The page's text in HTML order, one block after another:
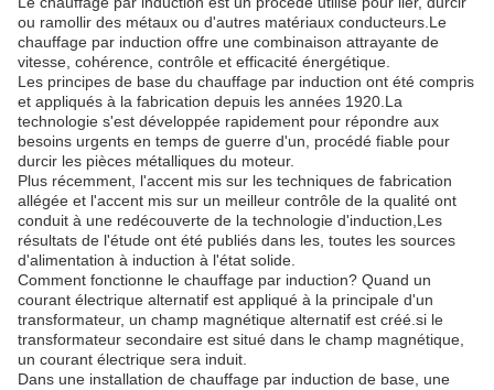
ou ramollir des métaux ou d'autres matériaux conducteurs.Le
chauffage par induction offre une combinaison attrayante de
vitesse, cohérence, contrôle et efficacité énergétique.
Les principes de base du chauffage par induction ont été compris
et appliqués à la fabrication depuis les années 1920.La
technologie s'est développée rapidement pour répondre aux
besoins urgents en temps de guerre d'un, procédé fiable pour
durcir les pièces métalliques du moteur.
Plus récemment, l'accent mis sur les techniques de fabrication
allégée et l'accent mis sur un meilleur contrôle de la qualité ont
conduit à une redécouverte de la technologie d'induction,Les
résultats de l'étude ont été publiés dans les, toutes les sources
d'alimentation à induction à l'état solide.
Comment fonctionne le chauffage par induction? Quand un
courant électrique alternatif est appliqué à la principale d'un
transformateur, un champ magnétique alternatif est créé.si le
transformateur secondaire est situé dans le champ magnétique,
un courant électrique sera induit.
Dans une installation de chauffage par induction de base, une